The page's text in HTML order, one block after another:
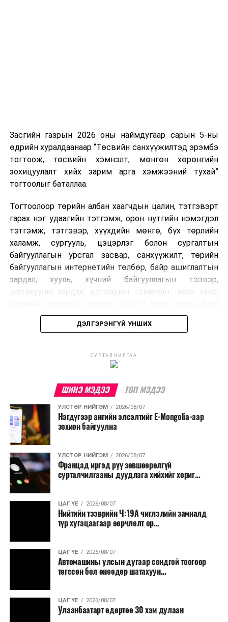
Шинэ хууль Францын зах зээлд үйлчилдэг гадаадын
дуудлагын төвүүдэд нөлөөлөхөөр байна. Тухайлбал,
Мароккогийн дуудлагын төвүүдийн орлогын 80 гаруй
хувь Францын зах зээлээс бүрддэг бөгөөд тус улсын
40–50 мянган ажлын байр эрсдэлд орж болзошгүйг
Засгийн газрын 2026 оны наймдугаар сарын 5-ны
өдрийн хуралдаанаар “Төсвийн санхүүжилтэд эрэмбэ
тогтоож, төсвийн хэмнэлт, мөнгөн хөрөнгийн
зохицуулалт хийх зарим арга хэмжээний тухай”
тогтоолыг баталлаа.
Тогтоолоор төрийн албан хаагчдын цалин, тэтгэвэрт
гарах нэг удаагийн тэтгэмж, орон нутгийн нэмэгдэл
тэтгэмж, тэтгэвэр, хүүхдийн мөнгө, бүх төрлийн
халамж, сургууль, цэцэрлэг болон сургалтын
байгууллагын урсгал засвар, санхүүжилт, төрийн
байгууллагын интернетийн төлбөр, байр ашиглалтын
зардал, хууль, хүчний байгууллагын тээвэр,
хурлын зардал, Засгийн газрын өр, орон нутгийн нөөц
хөрөнгийн санхүүжилтийг хэвийн үргэлжлүүлэхээр
шийдвэрлэжээ.
Харин дараах зардлыг хязгаарлахаар болсон байна.
шийдвэртэйгээс бусад хурал, зөвлөгөөн, ой,
тэмдэглэлт өдөр, найр наадам, соёлын арга
хэмжээ;
Урьдчилан төлөвлөсөн төрийн өндөр албан
тушаалтны томилолтоос бусад гадаад
томилолт, гадаадын зочин хүлээн авах зардал;
Зайлшгүй шаардлагагүй тоног төхөөрөмж,
тавилга, автомашин худалдан авах;
Батлан хамгаалах, хууль зүйн салбараас бусад
Хуулиар заавал мэдээлэхээс бусад кино,
контент, хэвлэлийн зардал;
Санхүүгийн хэмнэлтийн горимыг 2026 оны
арванхоёрдугаар сарын 31 хүртэл мөрдөнө. Харин
ДЭЛГЭРЭНГҮЙ УНШИХ
СУРТАЛЧИЛГАА
ШИНЭ МЭДЭЭ ТОП МЭДЭЭ
УЛСТӨР НИЙГЭМ 2026/08/07
Нэгдүгээр ангийн элсэлтийг E-Mongolia-аар
зохион байгуулна
УЛСТӨР НИЙГЭМ 2026/08/07
Францад иргэд рүү зөвшөөрөлгүй
сурталчилгааны дуудлага хийхийг хориг...
ЦАГ ҮЕ 2026/08/07
Нийтийн тээврийн Ч:19А чиглэлийн замналд
түр хугацаагаар өөрчлөлт ор...
ЦАГ ҮЕ 2026/08/07
Автомашины улсын дугаар сондгой тоогоор
төгссөн бол өнөөдөр шатахуун...
ЦАГ ҮЕ 2026/08/07
Улаанбаатарт өдөртөө 30 хэм дулаан